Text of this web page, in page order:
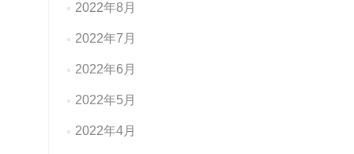
2022年8月
2022年7月
2022年6月
2022年5月
2022年4月